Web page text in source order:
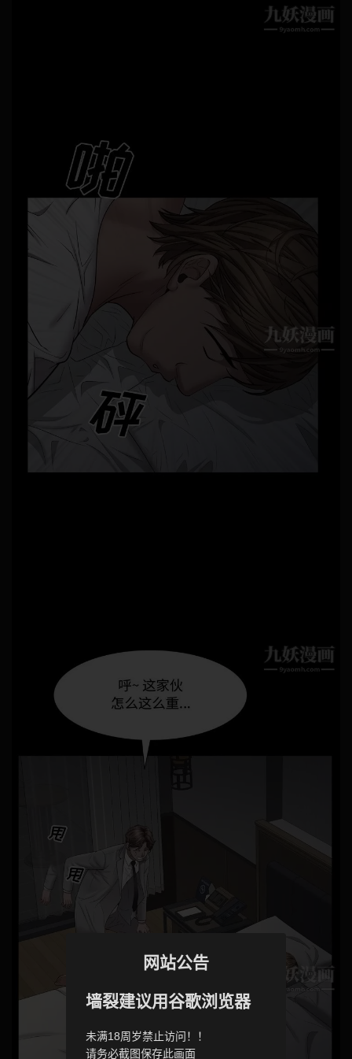
网站公告
墙裂建议用谷歌浏览器
未满18周岁禁止访问！！
请务必截图保存此画面